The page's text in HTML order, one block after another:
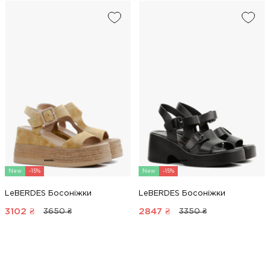
New -15%
LeBERDES Босоніжки
3102 ₴ 3650 ₴
New -15%
LeBERDES Босоніжки
2847 ₴ 3350 ₴